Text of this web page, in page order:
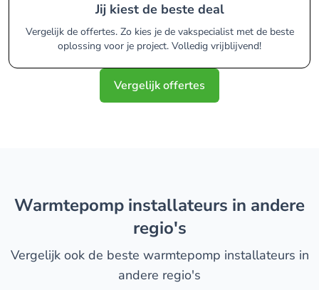
Jij kiest de beste deal
Vergelijk de offertes. Zo kies je de vakspecialist met de beste
oplossing voor je project. Volledig vrijblijvend!
Vergelijk offertes
warmtepomp installateurs in andere
regio's
Vergelijk ook de beste warmtepomp installateurs in
andere regio's